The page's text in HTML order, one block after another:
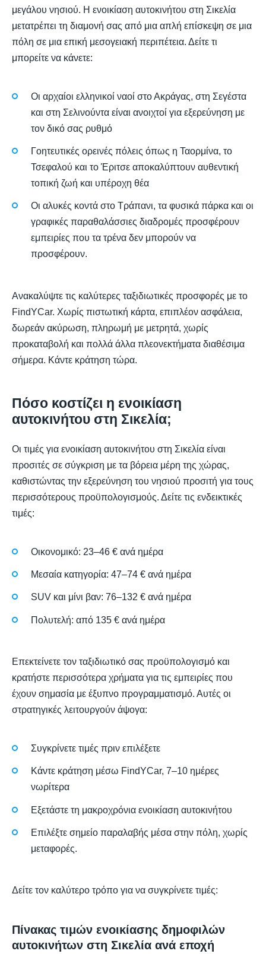
μεγάλου νησιού. Η ενοικίαση αυτοκινήτου στη Σικελία
μετατρέπει τη διαμονή σας από μια απλή επίσκεψη σε μια
πόλη σε μια επική μεσογειακή περιπέτεια. Δείτε τι
μπορείτε να κάνετε:
Οι αρχαίοι ελληνικοί ναοί στο Ακράγας, στη Σεγέστα
και στη Σελινούντα είναι ανοιχτοί για εξερεύνηση με
τον δικό σας ρυθμό
Γοητευτικές ορεινές πόλεις όπως η Ταορμίνα, το
Τσεφαλού και το Έριτσε αποκαλύπτουν αυθεντική
τοπική ζωή και υπέροχη θέα
Οι αλυκές κοντά στο Τράπανι, τα φυσικά πάρκα και οι
γραφικές παραθαλάσσιες διαδρομές προσφέρουν
εμπειρίες που τα τρένα δεν μπορούν να
προσφέρουν.
Ανακαλύψτε τις καλύτερες ταξιδιωτικές προσφορές με το
FindYCar. Χωρίς πιστωτική κάρτα, επιπλέον ασφάλεια,
δωρεάν ακύρωση, πληρωμή με μετρητά, χωρίς
προκαταβολή και πολλά άλλα πλεονεκτήματα διαθέσιμα
σήμερα. Κάντε κράτηση τώρα.
Πόσο κοστίζει η ενοικίαση
αυτοκινήτου στη Σικελία;
Οι τιμές για ενοικίαση αυτοκινήτου στη Σικελία είναι
προσιτές σε σύγκριση με τα βόρεια μέρη της χώρας,
καθιστώντας την εξερεύνηση του νησιού προσιτή για τους
περισσότερους προϋπολογισμούς. Δείτε τις ενδεικτικές
τιμές:
Οικονομικό: 23–46 € ανά ημέρα
Μεσαία κατηγορία: 47–74 € ανά ημέρα
SUV και μίνι βαν: 76–132 € ανά ημέρα
Πολυτελή: από 135 € ανά ημέρα
Επεκτείνετε τον ταξιδιωτικό σας προϋπολογισμό και
κρατήστε περισσότερα χρήματα για τις εμπειρίες που
έχουν σημασία με έξυπνο προγραμματισμό. Αυτές οι
στρατηγικές λειτουργούν άψογα:
Συγκρίνετε τιμές πριν επιλέξετε
Κάντε κράτηση μέσω FindYCar, 7–10 ημέρες
νωρίτερα
Εξετάστε τη μακροχρόνια ενοικίαση αυτοκινήτου
Επιλέξτε σημείο παραλαβής μέσα στην πόλη, χωρίς
μεταφορές.
Δείτε τον καλύτερο τρόπο για να συγκρίνετε τιμές:
Πίνακας τιμών ενοικίασης δημοφιλών
αυτοκινήτων στη Σικελία ανά εποχή